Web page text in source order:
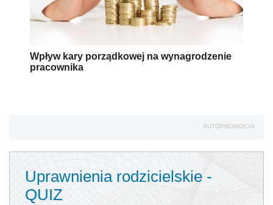
Wpływ kary porządkowej na wynagrodzenie
pracownika
AUTOPROMOCJA
Uprawnienia rodzicielskie -
QUIZ